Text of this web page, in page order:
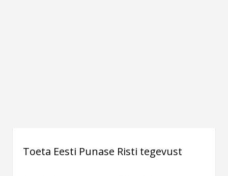
Toeta Eesti Punase Risti tegevust